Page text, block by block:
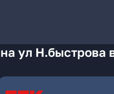
ул Н.быстрова